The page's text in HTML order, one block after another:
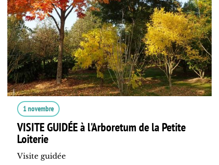
1 novembre
VISITE GUIDÉE à l'Arboretum de la Petite
Loiterie
Visite guidée